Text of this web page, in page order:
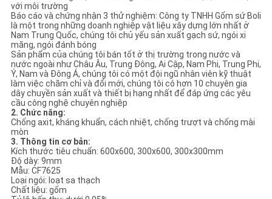
với môi trường
Báo cáo và chứng nhận 3 thử nghiệm: Công ty TNHH Gốm sứ Boli
là một trong những doanh nghiệp vật liệu xây dựng lớn nhất ở
Nam Trung Quốc, chúng tôi chủ yếu sản xuất gạch sứ, ngói xi
măng, ngói đánh bóng
Sản phẩm của chúng tôi bán tốt ở thị trường trong nước và
nước ngoài như Châu Âu, Trung Đông, Ai Cập, Nam Phi, Trung Phi,
Ý, Nam và Đông Á, chúng tôi có một đội ngũ nhân viên kỹ thuật
làm việc chăm chỉ và đổi mới, chúng tôi có hơn 10 chuyên gia
dây chuyền sản xuất và thiết bị hạng nhất để đáp ứng các yêu
cầu công nghệ chuyên nghiệp
2. Chức năng:
Chống axit, kháng khuẩn, cách nhiệt, chống trượt và chống mài
mòn
3. Thông tin cơ bản:
Kích thước tiêu chuẩn: 600x600, 300x600, 300x300mm
Độ dày: 9mm
Mẫu: CF7625
Loại ngói: loạt sa thạch
Chất liệu: gốm